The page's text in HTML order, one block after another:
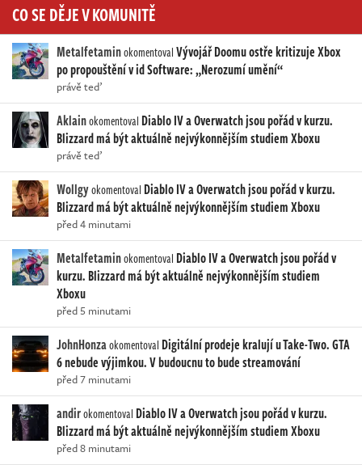
CO SE DĚJE V KOMUNITĚ
MetalfetaminokomentovalVývojář Doomu ostře kritizuje Xbox
po propouštění v id Software: „Nerozumí umění“
právě teď
Aklainokomentoval Diablo IV a Overwatch jsou pořád v kurzu.
Blizzard má být aktuálně nejvýkonnějším studiem Xboxu
právě teď
Wollgyokomentoval Diablo IV a Overwatch jsou pořád v kurzu.
Blizzard má být aktuálně nejvýkonnějším studiem Xboxu
před 4 minutami
Metalfetaminokomentoval Diablo IV a Overwatch jsou pořád v
kurzu. Blizzard má být aktuálně nejvýkonnějším studiem
Xboxu
před 5 minutami
JohnHonzaokomentoval Digitální prodeje kralují u Take-Two. GTA
6 nebude výjimkou. V budoucnu to bude streamování
před 7 minutami
andirokomentoval Diablo IV a Overwatch jsou pořád v kurzu.
Blizzard má být aktuálně nejvýkonnějším studiem Xboxu
před 8 minutami